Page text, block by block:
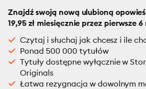
Znajdź swoją nową ulubioną
19,95 zł miesięcznie przez pierwsze
Czytaj i słuchaj jak chcesz i ile
Ponad 500 000 tytułów
Tytuły dostępne wyłącznie w
Originals
Łatwa rezygnacja w dowolnym